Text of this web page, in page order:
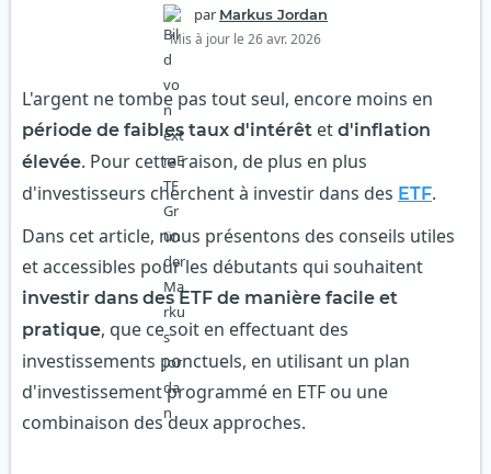
par Markus Jordan
Mis à jour le 26 avr. 2026
L'argent ne tombe pas tout seul, encore moins en
période de faibles taux d'intérêt et d'inflation
élevée. Pour cette raison, de plus en plus
d'investisseurs cherchent à investir dans des ETF.
Dans cet article, nous présentons des conseils utiles
et accessibles pour les débutants qui souhaitent
investir dans des ETF de manière facile et
pratique, que ce soit en effectuant des
investissements ponctuels, en utilisant un plan
d'investissement programmé en ETF ou une
combinaison des deux approches.